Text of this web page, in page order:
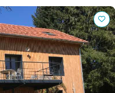
la nature, respirer le